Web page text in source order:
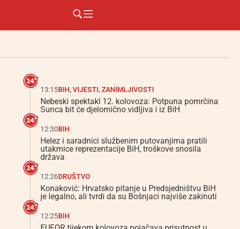
13:15BIH,VIJESTI,ZANIMLJIVOSTI
Nebeski spektakl 12. kolovoza: Potpuna pomrčina
Sunca bit će djelomično vidljiva i iz BiH
12:30BIH
Helez i saradnici službenim putovanjima pratili
utakmice reprezentacije BiH, troškove snosila
država
12:26DRUŠTVO
Konaković: Hrvatsko pitanje u Predsjedništvu BiH
je legalno, ali tvrdi da su Bošnjaci najviše zakinuti
12:25BIH